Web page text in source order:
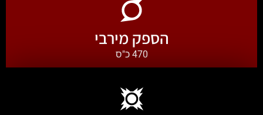
הספק מירבי
470 כ"ס